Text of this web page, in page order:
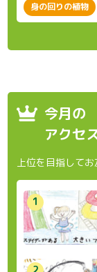
身の回りの植物
今月の
アクセ
上位を目指して